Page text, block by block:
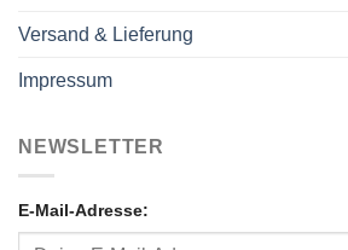
Versand & Lieferung
Impressum
NEWSLETTER
E-Mail-Adresse: